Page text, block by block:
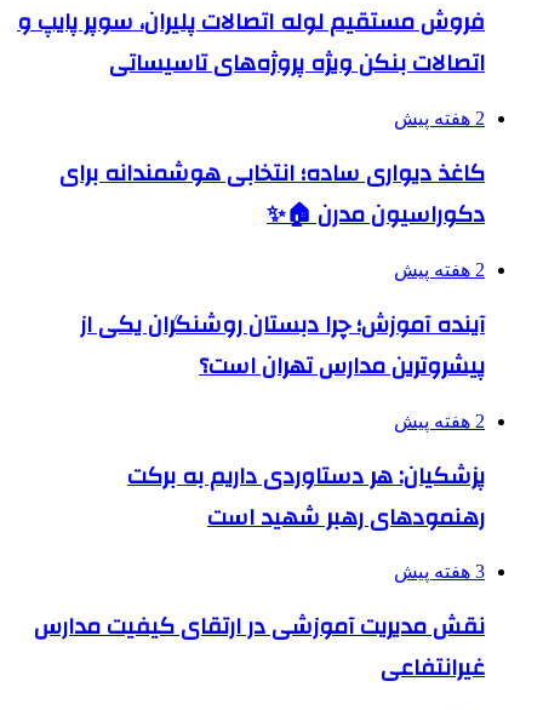
فروش مستقیم لوله اتصالات پلیران، سوپر پایپ و
اتصالات بنکن ویژه پروژه‌های تاسیساتی
2 هفته پیش
کاغذ دیواری ساده؛ انتخابی هوشمندانه برای
دکوراسیون مدرن 🏠✨
2 هفته پیش
آینده آموزش؛ چرا دبستان روشنگران یکی از
پیشروترین مدارس تهران است؟
2 هفته پیش
پزشکیان: هر دستاوردی داریم به برکت
رهنمودهای رهبر شهید است
3 هفته پیش
نقش مدیریت آموزشی در ارتقای کیفیت مدارس
غیرانتفاعی